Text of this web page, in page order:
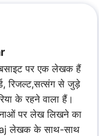
पर एक लेखक हैं
रिजल्ट,सत्संग से जुड़े
के रहने वाला हैं।
पर लेख लिखने का
लेखक के साथ-साथ